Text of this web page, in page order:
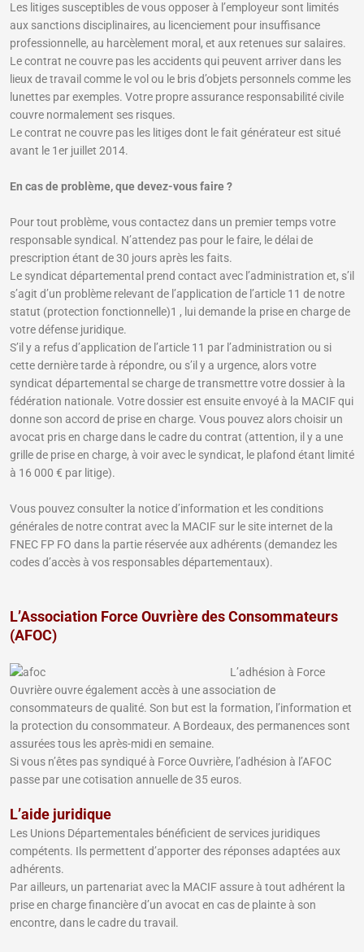
Les litiges susceptibles de vous opposer à l’employeur sont limités
aux sanctions disciplinaires, au licenciement pour insuffisance
professionnelle, au harcèlement moral, et aux retenues sur salaires.
Le contrat ne couvre pas les accidents qui peuvent arriver dans les
lieux de travail comme le vol ou le bris d’objets personnels comme les
lunettes par exemples. Votre propre assurance responsabilité civile
couvre normalement ses risques.
Le contrat ne couvre pas les litiges dont le fait générateur est situé
avant le 1er juillet 2014.
En cas de problème, que devez-vous faire ?
Pour tout problème, vous contactez dans un premier temps votre
responsable syndical. N’attendez pas pour le faire, le délai de
prescription étant de 30 jours après les faits.
Le syndicat départemental prend contact avec l’administration et, s’il
s’agit d’un problème relevant de l’application de l’article 11 de notre
statut (protection fonctionnelle)1 , lui demande la prise en charge de
votre défense juridique.
S’il y a refus d’application de l’article 11 par l’administration ou si
cette dernière tarde à répondre, ou s’il y a urgence, alors votre
syndicat départemental se charge de transmettre votre dossier à la
fédération nationale. Votre dossier est ensuite envoyé à la MACIF qui
donne son accord de prise en charge. Vous pouvez alors choisir un
avocat pris en charge dans le cadre du contrat (attention, il y a une
grille de prise en charge, à voir avec le syndicat, le plafond étant limité
à 16 000 € par litige).
Vous pouvez consulter la notice d’information et les conditions
générales de notre contrat avec la MACIF sur le site internet de la
FNEC FP FO dans la partie réservée aux adhérents (demandez les
codes d’accès à vos responsables départementaux).
L’Association Force Ouvrière des Consommateurs
(AFOC)
L’adhésion à Force
Ouvrière ouvre également accès à une association de
consommateurs de qualité. Son but est la formation, l’information et
la protection du consommateur. A Bordeaux, des permanences sont
assurées tous les après-midi en semaine.
Si vous n’êtes pas syndiqué à Force Ouvrière, l’adhésion à l’AFOC
passe par une cotisation annuelle de 35 euros.
L’aide juridique
Les Unions Départementales bénéficient de services juridiques
compétents. Ils permettent d’apporter des réponses adaptées aux
adhérents.
Par ailleurs, un partenariat avec la MACIF assure à tout adhérent la
prise en charge financière d’un avocat en cas de plainte à son
encontre, dans le cadre du travail.